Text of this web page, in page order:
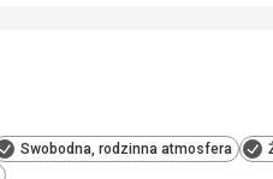
Swobodna, rodzinna atmosfera